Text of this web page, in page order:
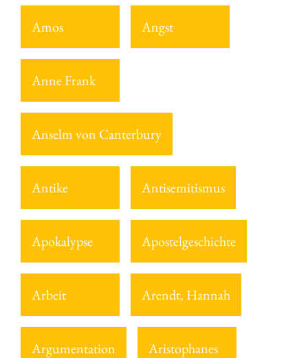
Amos Angst
Anne Frank
Anselm von Canterbury
Antike Antisemitismus
Apokalypse Apostelgeschichte
Arbeit Arendt, Hannah
Argumentation Aristophanes